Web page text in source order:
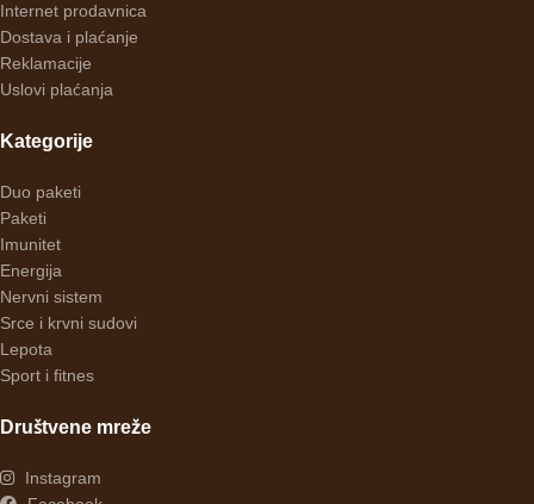
Internet prodavnica
Dostava i plaćanje
Reklamacije
Uslovi plaćanja
Kategorije
Duo paketi
Paketi
Imunitet
Energija
Nervni sistem
Srce i krvni sudovi
Lepota
Sport i fitnes
Društvene mreže
Instagram